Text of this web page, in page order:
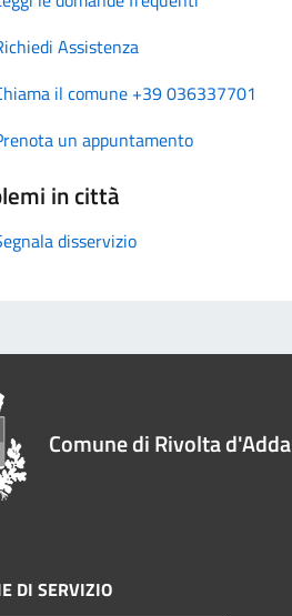
Assistenza
il comune +39 036337701
un appuntamento
in città
disservizio
Comune di Rivolta d'Adda
DI SERVIZIO